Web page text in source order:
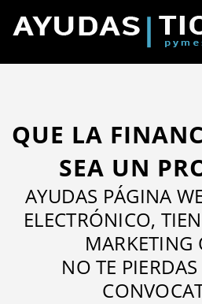
QUE LA
SEA UN
AYUDAS PÁGINA
ELECTRÓNICO,
MARKETING
NO TE